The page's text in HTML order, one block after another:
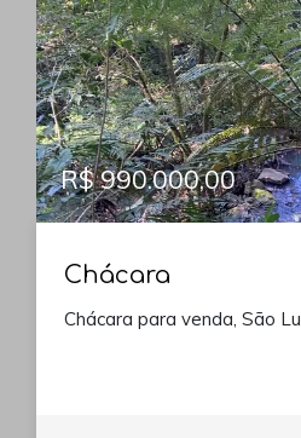
R$ 990.000,00
Chácara
Chácara para venda, São